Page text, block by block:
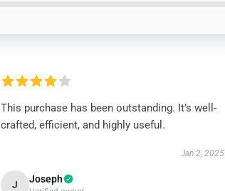
This purchase has been outstanding. It’s well-
crafted, efficient, and highly useful.
Jan 2, 2025
J Joseph